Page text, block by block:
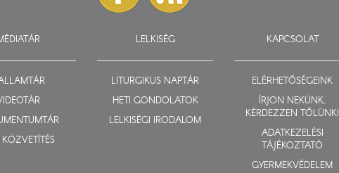
LELKISÉG
LITURGIKUS NAPTÁR
HETI GONDOLATOK
LELKISÉGI IRODALOM
KAPCSOLAT
ELÉRHETŐSÉGEINK
ÍRJON NEKÜNK,
KÉRDEZZEN TŐLÜNK!
ADATKEZELÉSI
TÁJÉKOZTATÓ
GYERMEKVÉDELEM